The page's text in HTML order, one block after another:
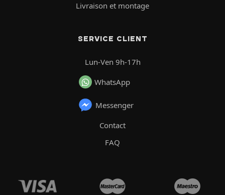
Livraison et montage
SERVICE CLIENT
Lun-Ven 9h-17h
WhatsApp
Messenger
Contact
FAQ